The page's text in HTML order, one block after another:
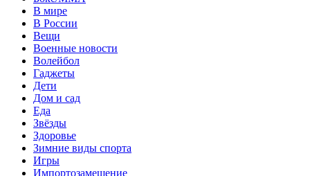
В мире
В России
Вещи
Военные новости
Волейбол
Гаджеты
Дети
Дом и сад
Еда
Звёзды
Здоровье
Зимние виды спорта
Игры
Импортозамещение